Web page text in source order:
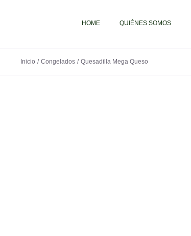
HOME QUIÉNES SOMOS
Inicio Congelados Quesadilla Mega Queso